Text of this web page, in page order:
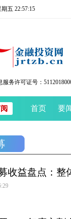
五 22:57:16
务许可证号：
首页 要
收益盘点：